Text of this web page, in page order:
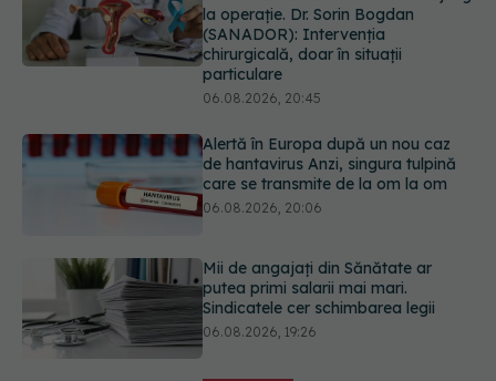
Alertă în Europa după un nou caz
de hantavirus Anzi, singura tulpină
care se transmite de la om la om
06.08.2026, 20:06
Mii de angajați din Sănătate ar
putea primi salarii mai mari.
Sindicatele cer schimbarea legii
06.08.2026, 19:26
EXCLUSIV
Cancerele ginecologice
care pot fi tratate fără operație. Dr.
Sorin Bogdan (SANADOR): Chirurgia
este indicată doar punctual, pentru
anumite categorii de paciente